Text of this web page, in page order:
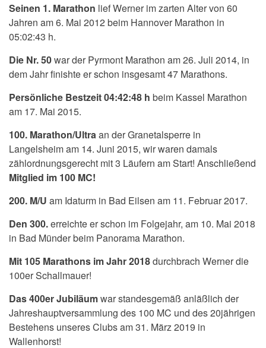
Seinen 1. Marathon lief Werner im zarten Alter von 60
Jahren am 6. Mai 2012 beim Hannover Marathon in
05:02:43 h.
Die Nr. 50war der Pyrmont Marathon am 26. Juli 2014, in
dem Jahr finishte er schon insgesamt 47 Marathons.
Persönliche Bestzeit 04:42:48 h beim Kassel Marathon
am 17. Mai 2015.
100. Marathon/Ultra an der Granetalsperre in
Langelsheim am 14. Juni 2015, wir waren damals
zählordnungsgerecht mit 3 Läufern am Start! Anschließend
Mitglied im 100 MC!
200. M/U am Idaturm in Bad Eilsen am 11. Februar 2017.
Den 300.erreichte er schon im Folgejahr, am 10. Mai 2018
in Bad Münder beim Panorama Marathon.
Mit 105 Marathons im Jahr 2018durchbrach Werner die
100er Schallmauer!
Das 400er Jubiläumwar standesgemäß anläßlich der
Jahreshauptversammlung des 100 MC und des 20jährigen
Bestehens unseres Clubs am 31. März 2019 in
Wallenhorst!